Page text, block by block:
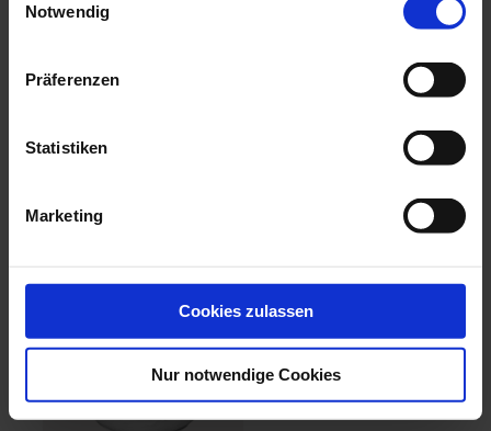
Notwendig
Präferenzen
Statistiken
Marketing
Cookies zulassen
Nur notwendige Cookies